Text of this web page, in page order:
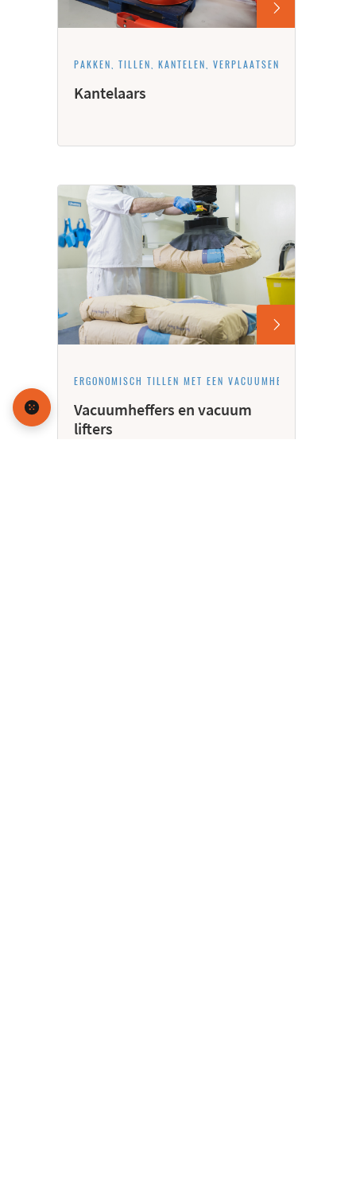
PAKKEN, TILLEN, KANTELEN, VERPLAATSEN
Kantelaars
ERGONOMISCH TILLEN MET EEN VACUUMHEFFER
Vacuumheffers en vacuum
lifters